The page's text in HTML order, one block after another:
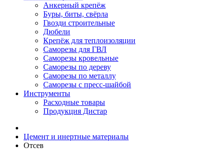
Анкерный крепёж
Буры, биты, свёрла
Гвозди строительные
Дюбели
Крепёж для теплоизоляции
Саморезы для ГВЛ
Саморезы кровельные
Саморезы по дереву
Саморезы по металлу
Саморезы с пресс-шайбой
Инструменты
Расходные товары
Продукция Дистар
Цемент и инертные материалы
Отсев